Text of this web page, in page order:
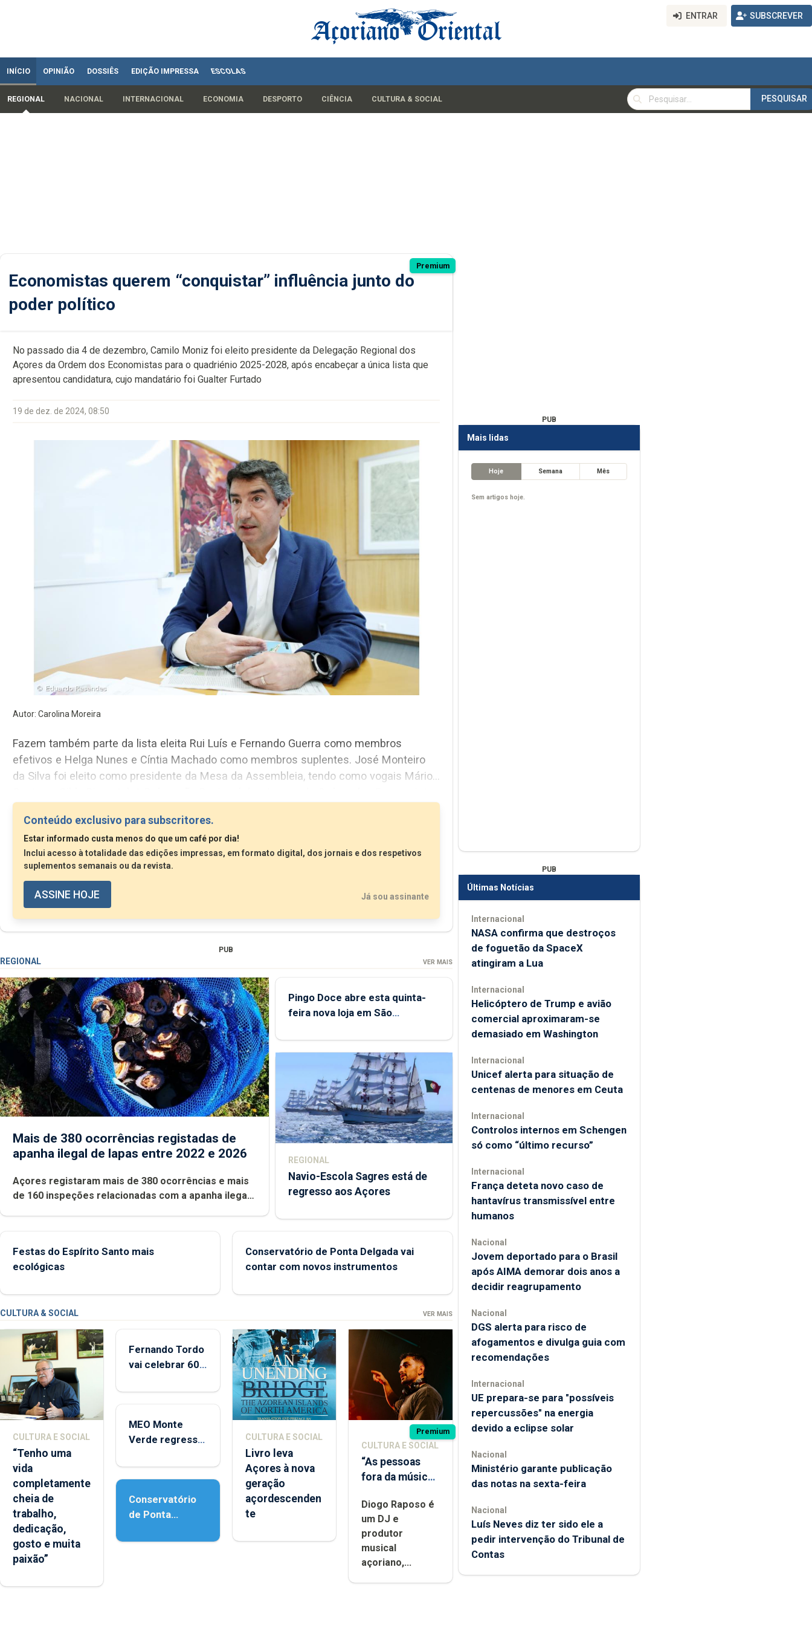
ENTRAR SUBSCREVER
INÍCIO OPINIÃO DOSSIÊS EDIÇÃO IMPRESSA ESCOLAS
REGIONAL NACIONAL INTERNACIONAL ECONOMIA DESPORTO CIÊNCIA CULTURA & SOCIAL
PESQUISAR
PESQUISAR
Premium
Economistas querem “conquistar” influência junto do
poder político
No passado dia 4 de dezembro, Camilo Moniz foi eleito presidente da Delegação Regional dos
Açores da Ordem dos Economistas para o quadriénio 2025-2028, após encabeçar a única lista que
apresentou candidatura, cujo mandatário foi Gualter Furtado
19 de dez. de 2024, 08:50
Autor: Carolina Moreira
Fazem também parte da lista eleita Rui Luís e Fernando Guerra como membros
efetivos e Helga Nunes e Cíntia Machado como membros suplentes. José Monteiro
da Silva foi eleito como presidente da Mesa da Assembleia, tendo como vogais Mário
tem atualmente um total de 224 membros.
Enquanto novo presidente...
Conteúdo exclusivo para subscritores.
Estar informado custa menos do que um café por dia!
Inclui acesso à totalidade das edições impressas, em formato digital, dos jornais e dos respetivos
suplementos semanais ou da revista.
ASSINE HOJE Já sou assinante
PUB
REGIONAL VER MAIS
Mais de 380 ocorrências registadas de
apanha ilegal de lapas entre 2022 e 2026
Açores registaram mais de 380 ocorrências e mais
de 160 inspeções relacionadas com a apanha ilegal
Pingo Doce abre esta quinta-
feira nova loja em São
trabalho
REGIONAL
Navio-Escola Sagres está de
regresso aos Açores
Festas do Espírito Santo mais
ecológicas
Conservatório de Ponta Delgada vai
contar com novos instrumentos
CULTURA & SOCIAL VER MAIS
CULTURA E SOCIAL
“Tenho uma
vida
completamente
cheia de
trabalho,
dedicação,
gosto e muita
paixão”
Fernando Tordo
vai celebrar 60
no Coliseu
MEO Monte
Verde regressa
acessibilidade
Conservatório
de Ponta
contar com
CULTURA E SOCIAL
Livro leva
Açores à nova
geração
açordescenden
te
Premium
CULTURA E SOCIAL
“As pessoas
fora da música
noção do quão
difícil é
produzir uma
música”
Diogo Raposo é
um DJ e
produtor
musical
açoriano,...
PUB
Mais lidas
Hoje Semana Mês
Sem artigos hoje.
PUB
Últimas Notícias
Internacional
NASA confirma que destroços
de foguetão da SpaceX
atingiram a Lua
Internacional
Helicóptero de Trump e avião
comercial aproximaram-se
demasiado em Washington
Internacional
Unicef alerta para situação de
centenas de menores em Ceuta
Internacional
Controlos internos em Schengen
só como “último recurso”
Internacional
França deteta novo caso de
hantavírus transmissível entre
humanos
Nacional
Jovem deportado para o Brasil
após AIMA demorar dois anos a
decidir reagrupamento
Nacional
DGS alerta para risco de
afogamentos e divulga guia com
recomendações
Internacional
UE prepara-se para "possíveis
repercussões" na energia
devido a eclipse solar
Nacional
Ministério garante publicação
das notas na sexta-feira
Nacional
Luís Neves diz ter sido ele a
pedir intervenção do Tribunal de
Contas